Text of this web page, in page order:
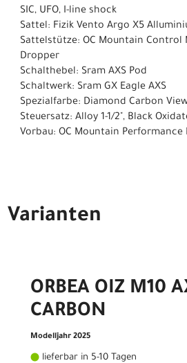
SIC, UFO, I-line shock
Sattel: Fizik Vento Argo X5
Sattelstütze: OC Mountain Control
Dropper
Schalthebel: Sram AXS Pod
Schaltwerk: Sram GX Eagle AXS
Spezialfarbe: Diamond Carbon
Steuersatz: Alloy 1-1/2", Black
Vorbau: OC Mountain Performance
Varianten
ORBEA OIZ M10
CARBON
Modelljahr 2025
lieferbar in 5-10 Tagen